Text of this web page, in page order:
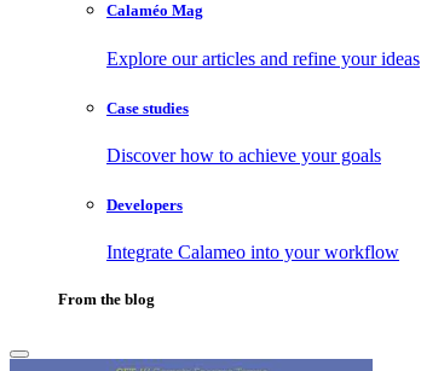
Calaméo Mag
Explore our articles and refine your ideas
Case studies
Discover how to achieve your goals
Developers
Integrate Calameo into your workflow
From the blog